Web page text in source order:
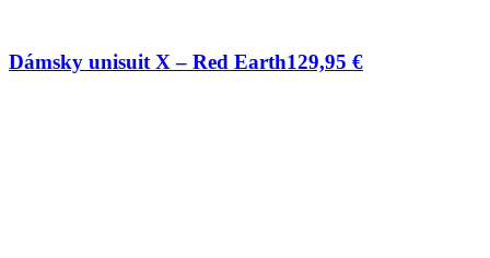
Dámsky unisuit X – Red Earth129,95 €